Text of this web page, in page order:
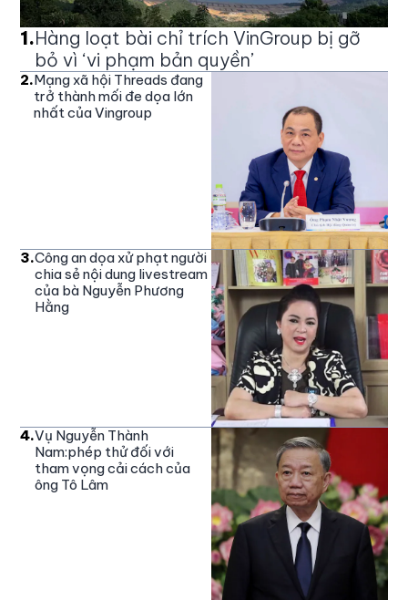
1.Hàng loạt bài chỉ trích VinGroup bị gỡ
bỏ vì ‘vi phạm bản quyền’
2.Mạng xã hội Threads đang
trở thành mối đe dọa lớn
nhất của Vingroup
3.Công an dọa xử phạt người
chia sẻ nội dung livestream
của bà Nguyễn Phương
Hằng
4.Vụ Nguyễn Thành
Nam:phép thử đối với
tham vọng cải cách của
ông Tô Lâm